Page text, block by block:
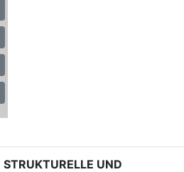
STRUKTURELLE UND